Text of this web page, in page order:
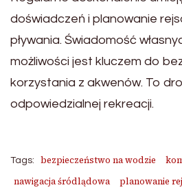
doświadczeń i planowanie
pływania. Świadomość
możliwości jest kluczem do
korzystania z akwenów. To
odpowiedzialnej rekreacji.
Tags: bezpieczeństwo na wodzie
nawigacja śródlądowa
planowanie